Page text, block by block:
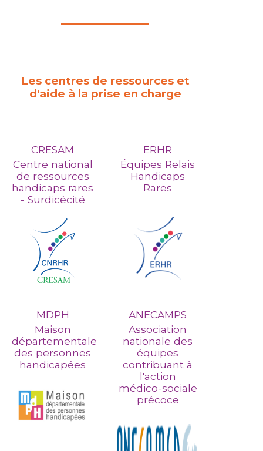
Les centres de ressources et
d'aide à la prise en charge
CRESAM
Centre national
de ressources
handicaps rares
- Surdicécité
ERHR
Équipes Relais
Handicaps
Rares
MDPH
Maison
départementale
des personnes
handicapées
ANECAMPS
Association
nationale des
équipes
contribuant à
l'action
médico-sociale
précoce